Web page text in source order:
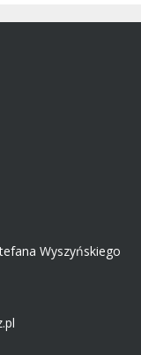
Wyszyńskiego